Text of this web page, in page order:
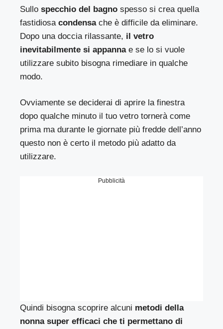
Sullospecchio del bagno spesso si crea quella
fastidiosacondensache è difficile da eliminare.
Dopo una doccia rilassante, il vetro
inevitabilmente si appannae se lo si vuole
utilizzare subito bisogna rimediare in qualche
modo.
Ovviamente se deciderai di aprire la finestra
dopo qualche minuto il tuo vetro tornerà come
prima ma durante le giornate più fredde dell’anno
questo non è certo il metodo più adatto da
utilizzare.
Pubblicità
Quindi bisogna scoprire alcuni metodi della
nonna super efficaci che ti permettano di